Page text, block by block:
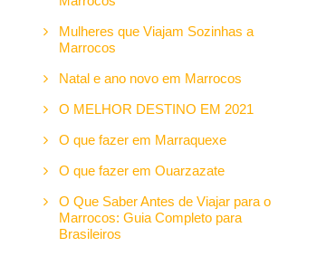
Mulheres que Viajam Sozinhas a
Marrocos
Natal e ano novo em Marrocos
O MELHOR DESTINO EM 2021
O que fazer em Marraquexe
O que fazer em Ouarzazate
O Que Saber Antes de Viajar para o
Marrocos: Guia Completo para
Brasileiros